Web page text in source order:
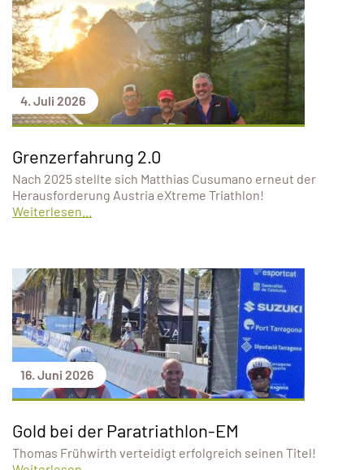
4. Juli 2026
Grenzerfahrung 2.0
Nach 2025 stellte sich Matthias Cusumano erneut der
Herausforderung Austria eXtreme Triathlon!
Weiterlesen...
16. Juni 2026
Gold bei der Paratriathlon-EM
Thomas Frühwirth verteidigt erfolgreich seinen Titel!